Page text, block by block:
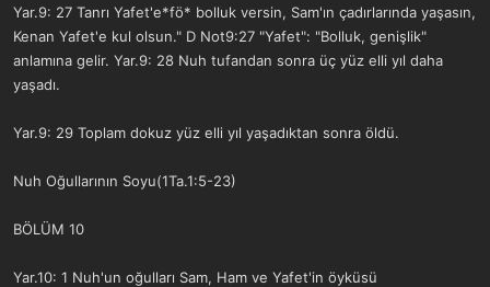
Yar.9: 27 Tanrı Yafet'e*fö* bolluk versin, Sam'ın çadırlarında yaşasın,
Kenan Yafet'e kul olsun." D Not9:27 "Yafet": "Bolluk, genişlik"
anlamına gelir. Yar.9: 28 Nuh tufandan sonra üç yüz elli yıl daha
yaşadı.
Yar.9: 29 Toplam dokuz yüz elli yıl yaşadıktan sonra öldü.
Nuh Oğullarının Soyu(1Ta.1:5-23)
BÖLÜM 10
Yar.10: 1 Nuh'un oğulları Sam, Ham ve Yafet'in öyküsü